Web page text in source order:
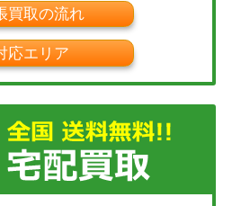
買取の流れ
応エリア